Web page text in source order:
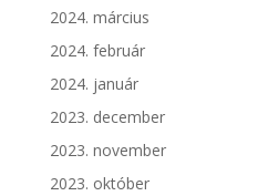
2024. március
2024. február
2024. január
2023. december
2023. november
2023. október